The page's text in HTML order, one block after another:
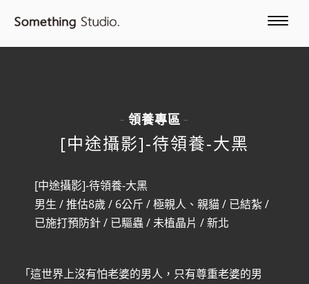
- 領養專區 -
[中途攝影]-待領養-大黑
[中途攝影]-待領養-大黑
男生 / 推估8歲 / 6公斤 / 極親人、親貓 / 已結紮 /
已施打預防針 / 已驅蟲 / 未植晶片 / 新北
「這世界上沒有怕老婆的男人，只有尊重老婆的男